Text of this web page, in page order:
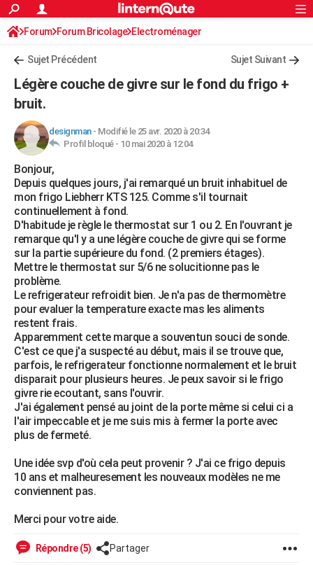
ACTUALITÉS
Politique
Société
Faits Divers
Education
Monde
Villes
+
Programme TV
TNTStreaming
Cinéma
Sorties cinéma
Musique
+FINANCE
Retraite
Impôts
Epargne
Immobilier
Risques naturels par ville
Banque
Assurance
Crédit
AUTO
Essais
Réserver un essai
Citadines
Berlines
SUV
Forum auto
HIGH-TECH
Mobiles
Meilleur smartphone
Internet
Ordinateurs
Jeux vidéo
Guide high-tech
BRICOLAGE
Forum
Aménagement intérieur
Extérieur
Cuisine
Salle de bains
Jardinage
Rangement
WEEK-END
Guides de France
Escapades
Patrimoine
Expositions
Musées
Week-end nature
+LIFESTYLE
Art de vivre
Bien-être
Loisirs
Mode
Modes de vie
SANTE
Alimentation
Guide de la santé
Maladies
Médicaments
Sommeil
VOYAGE
Destinations
City break
Voyage nature
Voyage de noces
Forum
Climat
+PHOTO
GUIDES D'ACHAT
BONS PLANS
CARTE DE VOEUX
Carte de Noël
Carte Bonne année
Carte Saint-Valentin
Carte Pâques
Carte d'anniversaire
DICTIONNAIRE
Dictionnaire
Biographies
Citations
Expressions
Proverbes
PROGRAMME TV
COPAINS D'AVANT
S'inscrire
Se connecter
Lycées
Collèges
Primaires
Universités
Entreprises
Service militaire
Avis de recherche
FORUM
S'inscrire
Connexion
Forum Forum Bricolage Electroménager
Sujet Précédent Sujet Suivant
Légère couche de givre sur le fond du frigo +
bruit.
designman- Modifié le 25 avr. 2020 à 20:34
Profil bloqué - 10 mai 2020 à 12:04
Bonjour,
Depuis quelques jours, j'ai remarqué un bruit inhabituel de
mon frigo Liebherr KTS 125. Comme s'il tournait
continuellement à fond.
D'habitude je règle le thermostat sur 1 ou 2. En l'ouvrant je
remarque qu'l y a une légère couche de givre qui se forme
sur la partie supérieure du fond. (2 premiers étages).
Mettre le thermostat sur 5/6 ne solucitionne pas le
problème.
Le refrigerateur refroidit bien. Je n'a pas de thermomètre
pour evaluer la temperature exacte mas les aliments
restent frais.
Apparemment cette marque a souventun souci de sonde.
C'est ce que j'a suspecté au début, mais il se trouve que,
parfois, le refrigerateur fonctionne normalement et le bruit
disparait pour plusieurs heures. Je peux savoir si le frigo
givre rie ecoutant, sans l'ouvrir.
J'ai également pensé au joint de la porte même si celui ci a
l'air impeccable et je me suis mis à fermer la porte avec
plus de fermeté.
Une idée svp d'où cela peut provenir ? J'ai ce frigo depuis
10 ans et malheuresement les nouveaux modèles ne me
conviennent pas.
Merci pour votre aide.
Répondre (5) Partager